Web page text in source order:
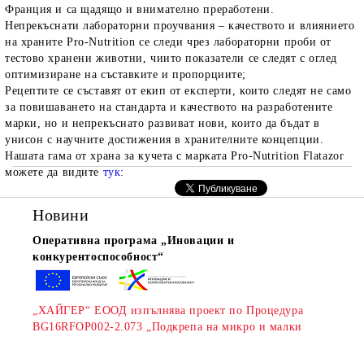
Франция и са щадящо и внимателно преработени.
Непрекъснати лабораторни проучвания– качеството и влиянието
на храните Pro-Nutrition се следи чрез лабораторни проби от
тестово хранени животни, чиито показатели се следят с оглед
оптимизиране на съставките и пропорциите;
Рецептите се съставят от екип от експерти , които следят не само
за повишаването на стандарта и качеството на разработените
марки, но и непрекъснато развиват нови, които да бъдат в
унисон с научните достижения в хранителните концепции.
Нашата гама от храна за кучета с марката Pro-Nutrition Flatazor
можете да видите тук:
Новини
Оперативна програма „Иновации и
конкурентоспособност“
„ХАЙГЕР“ ЕООД изпълнява проект по Процедура
BG16RFOP002-2.073 „Подкрепа на микро и малки